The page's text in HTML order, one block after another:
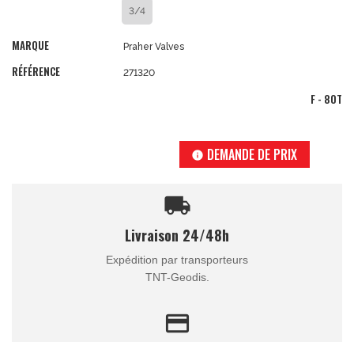
3/4
MARQUE Praher Valves
RÉFÉRENCE 271320
F - 80T
info DEMANDE DE PRIX
local_shipping
Livraison 24/48h
Expédition par transporteurs
TNT-Geodis.
credit_card